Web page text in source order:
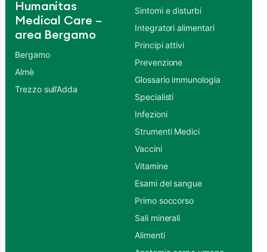
Humanitas
Medical Care –
area Bergamo
Bergamo
Almè
Trezzo sull’Adda
Sintomi e disturbi
Integratori alimentari
Principi attivi
Prevenzione
Glossario immunologia
Specialisti
Infezioni
Strumenti Medici
Vaccini
Vitamine
Esami del sangue
Primo soccorso
Sali minerali
Alimenti